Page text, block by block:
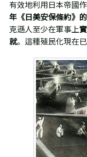
有效地利用日本帝國
年《日美安保條約》的
克遜人至少在軍事上
就。這種殖民化現在